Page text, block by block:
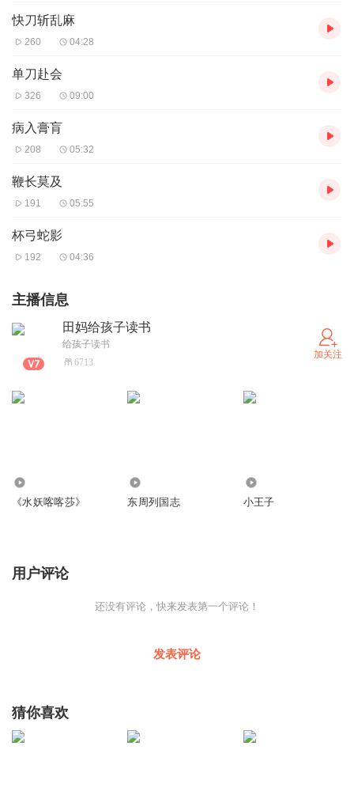
快刀斩乱麻
260 04:28
单刀赴会
326 09:00
病入膏肓
208 05:32
鞭长莫及
191 05:55
杯弓蛇影
192 04:36
主播信息
田妈给孩子读书
给孩子读书
6713
加关注
《水妖喀喀莎》 东周列国志 小王子
用户评论
还没有评论，快来发表第一个评论！
发表评论
猜你喜欢